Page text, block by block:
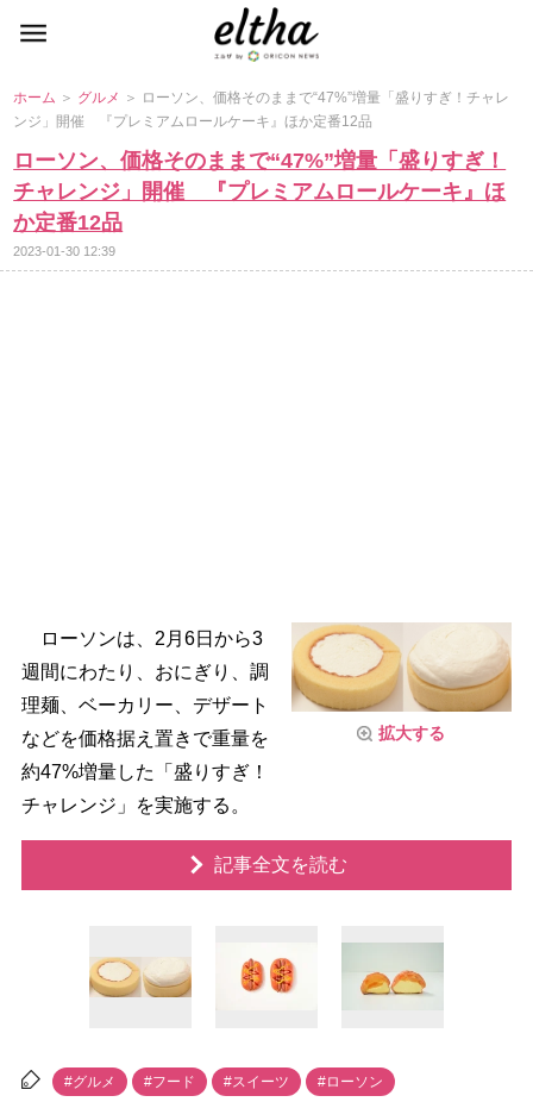
ホーム ＞ グルメ ＞ ローソン、価格そのままで“47%”増量「盛りすぎ！チャレ
ンジ」開催 『プレミアムロールケーキ』ほか定番12品
ローソン、価格そのままで“47%”増量「盛りすぎ！
チャレンジ」開催 『プレミアムロールケーキ』ほ
か定番12品
2023-01-30 12:39
拡大する
ローソンは、2月6日から3
週間にわたり、おにぎり、調
理麺、ベーカリー、デザート
などを価格据え置きで重量を
約47%増量した「盛りすぎ！
チャレンジ」を実施する。
記事全文を読む
#グルメ #フード #スイーツ #ローソン